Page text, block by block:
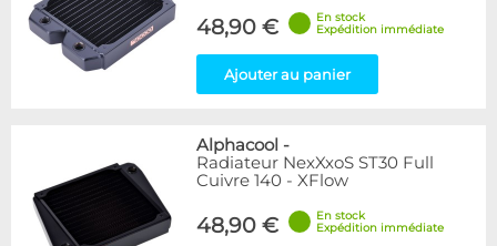
48,90 €
En stock
Expédition immédiate
Ajouter au panier
Alphacool -
Radiateur NexXxoS ST30 Full
Cuivre 140 - XFlow
48,90 €
En stock
Expédition immédiate